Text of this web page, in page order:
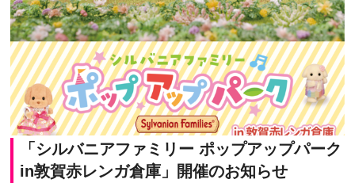
「シルバニアファミリー ポップアップパーク
in敦賀赤レンガ倉庫」開催のお知らせ